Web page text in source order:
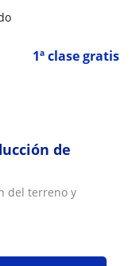
1ª clase gratis
de
del terreno y